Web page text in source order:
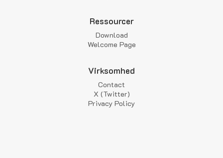
Ressourcer
Download
Welcome Page
Virksomhed
Contact
X (Twitter)
Privacy Policy